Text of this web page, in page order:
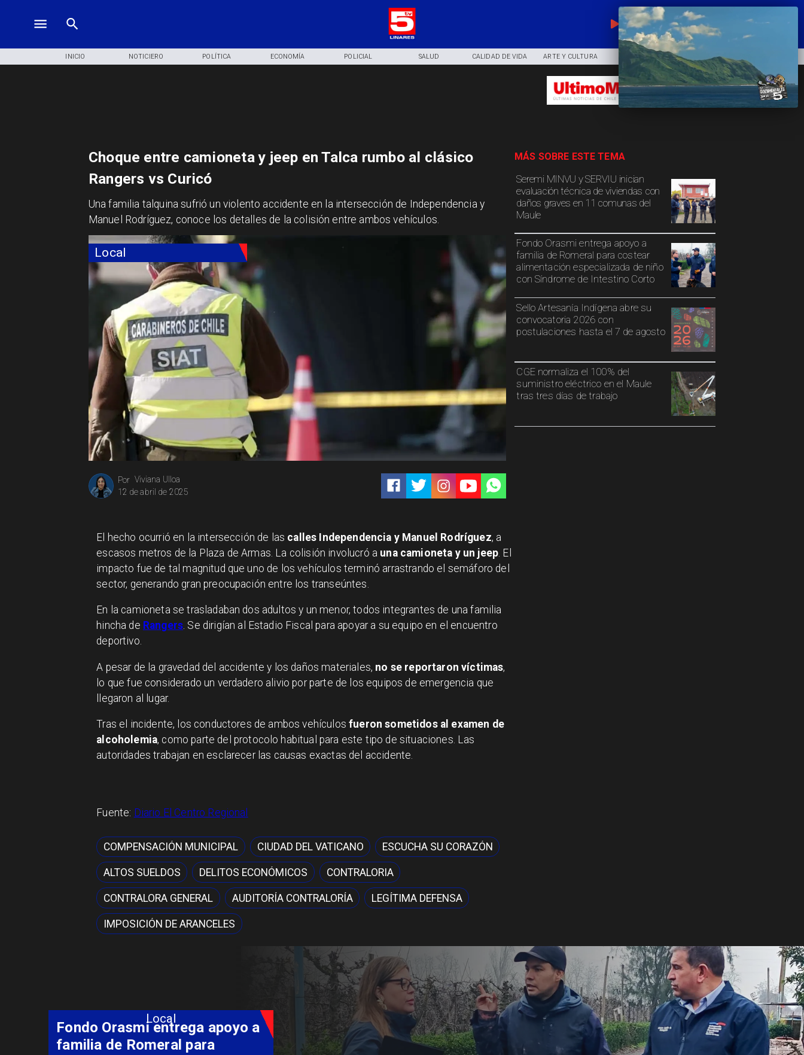
EN VIVO
INICIO NOTICIERO POLÍTICA ECONOMÍA POLICIAL SALUD CALIDAD DE VIDA ARTE Y CULTURA COMUNIDAD DEPORTES
Local
Viviana Ulloa
Por
12 de abril de 2025
Seremi MINVU y SERVIU inician
evaluación técnica de viviendas con
daños graves en 11 comunas del
Maule
Fondo Orasmi entrega apoyo a
familia de Romeral para costear
alimentación especializada de niño
con Síndrome de Intestino Corto
Sello Artesanía Indígena abre su
convocatoria 2026 con
postulaciones hasta el 7 de agosto
CGE normaliza el 100% del
suministro eléctrico en el Maule
tras tres días de trabajo
MÁS SOBRE ESTE TEMA
Choque entre camioneta y jeep en Talca rumbo al clásico
Rangers vs Curicó
Una familia talquina sufrió un violento accidente en la intersección de Independencia y
Manuel Rodríguez, conoce los detalles de la colisión entre ambos vehículos.
El hecho ocurrió en la intersección de las calles Independencia y Manuel Rodríguez, a
escasos metros de la Plaza de Armas. La colisión involucró a una camioneta y un jeep . El
impacto fue de tal magnitud que uno de los vehículos terminó arrastrando el semáforo del
sector, generando gran preocupación entre los transeúntes.
En la camioneta se trasladaban dos adultos y un menor, todos integrantes de una familia
hincha de Rangers. Se dirigían al Estadio Fiscal para apoyar a su equipo en el encuentro
deportivo.
A pesar de la gravedad del accidente y los daños materiales, no se reportaron víctimas,
lo que fue considerado un verdadero alivio por parte de los equipos de emergencia que
llegaron al lugar.
Tras el incidente, los conductores de ambos vehículosfueron sometidos al examen de
alcoholemia, como parte del protocolo habitual para este tipo de situaciones. Las
autoridades trabajan en esclarecer las causas exactas del accidente.
Fuente: Diario El Centro Regional
COMPENSACIÓN MUNICIPAL CIUDAD DEL VATICANO ESCUCHA SU CORAZÓN
ALTOS SUELDOS DELITOS ECONÓMICOS CONTRALORIA
CONTRALORA GENERAL AUDITORÍA CONTRALORÍA LEGÍTIMA DEFENSA
IMPOSICIÓN DE ARANCELES
Local
Fondo Orasmi entrega apoyo a
familia de Romeral para